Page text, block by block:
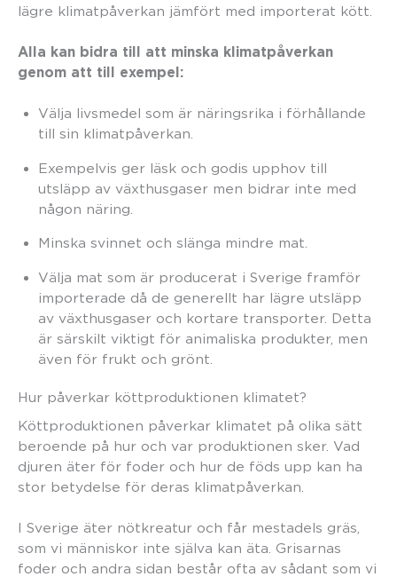
lägre klimatpåverkan jämfört med importerat kött.
Alla kan bidra till att minska klimatpåverkan
genom att till exempel:
Välja livsmedel som är näringsrika i förhållande
till sin klimatpåverkan.
Exempelvis ger läsk och godis upphov till
utsläpp av växthusgaser men bidrar inte med
någon näring.
Minska svinnet och slänga mindre mat.
Välja mat som är producerat i Sverige framför
importerade då de generellt har lägre utsläpp
av växthusgaser och kortare transporter. Detta
är särskilt viktigt för animaliska produkter, men
även för frukt och grönt.
Hur påverkar köttproduktionen klimatet?
Köttproduktionen påverkar klimatet på olika sätt
beroende på hur och var produktionen sker. Vad
djuren äter för foder och hur de föds upp kan ha
stor betydelse för deras klimatpåverkan.
I Sverige äter nötkreatur och får mestadels gräs,
som vi människor inte själva kan äta. Grisarnas
foder och andra sidan består ofta av sådant som vi